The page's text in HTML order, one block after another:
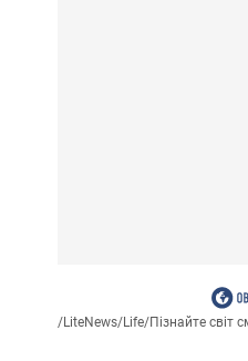
/LiteNews/Life/Пізнайте світ